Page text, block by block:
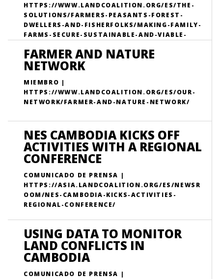
HTTPS://WWW.LANDCOALITION.ORG/ES/THE-
SOLUTIONS/FARMERS-PEASANTS-FOREST-
DWELLERS-AND-FISHERFOLKS/MAKING-FAMILY-
FARMS-SECURE-SUSTAINABLE-AND-VIABLE-
FARMER AND NATURE
NETWORK
MIEMBRO |
HTTPS://WWW.LANDCOALITION.ORG/ES/OUR-
NETWORK/FARMER-AND-NATURE-NETWORK/
NES CAMBODIA KICKS OFF
ACTIVITIES WITH A REGIONAL
CONFERENCE
COMUNICADO DE PRENSA |
HTTPS://ASIA.LANDCOALITION.ORG/ES/NEWSR
OOM/NES-CAMBODIA-KICKS-ACTIVITIES-
REGIONAL-CONFERENCE/
USING DATA TO MONITOR
LAND CONFLICTS IN
CAMBODIA
COMUNICADO DE PRENSA |